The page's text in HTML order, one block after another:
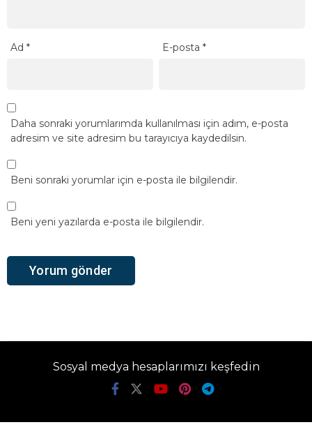
Ad * E-posta*
Daha sonraki yorumlarımda kullanılması için adım, e-posta
adresim ve site adresim bu tarayıcıya kaydedilsin.
Beni sonraki yorumlar için e-posta ile bilgilendir.
Beni yeni yazılarda e-posta ile bilgilendir.
Sosyal medya hesaplarımızı keşfedin